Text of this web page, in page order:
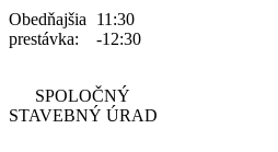
Obedňajšia
prestávka:
11:30
-12:30
SPOLOČNÝ
STAVEBNÝ ÚRAD